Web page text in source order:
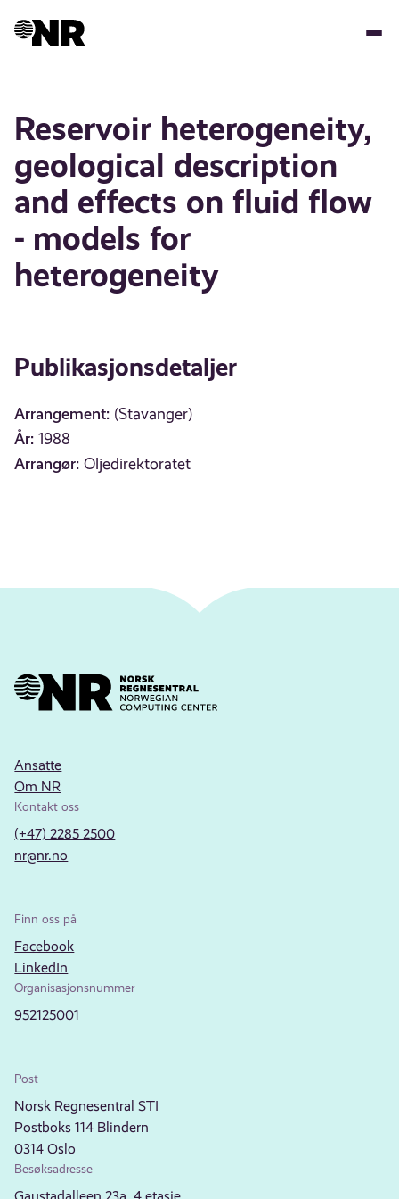
Reservoir heterogeneity,
geological description
and effects on fluid flow
- models for
heterogeneity
Publikasjonsdetaljer
Arrangement: (Stavanger)
År: 1988
Arrangør: Oljedirektoratet
Ansatte
Om NR
Kontakt oss
(+47) 2285 2500
nr@nr.no
Finn oss på
Facebook
LinkedIn
Organisasjonsnummer
952125001
Post
Norsk Regnesentral STI
Postboks 114 Blindern
0314 Oslo
Besøksadresse
Gaustadalleen 23a, 4.etasje